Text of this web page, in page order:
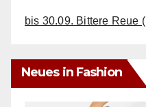
bis 30.09. Bittere Reue
Neues in Fashion